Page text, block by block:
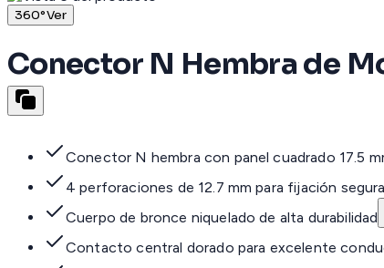
360°Ver
Conector N Hembra de
Conector N hembra con panel cuadrado 17.5
4 perforaciones de 12.7 mm para fijación segura
Cuerpo de bronce niquelado de alta durabilidad
Contacto central dorado para excelente